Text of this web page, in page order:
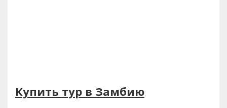
Купить тур в Замбию